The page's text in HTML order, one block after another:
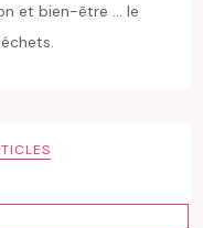
et bien-être ... le